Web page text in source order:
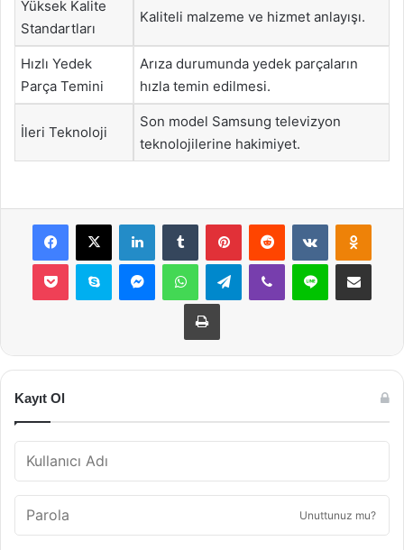
Yüksek Kalite
Standartları
Kaliteli malzeme ve hizmet anlayışı.
Hızlı Yedek
Parça Temini
Arıza durumunda yedek parçaların
hızla temin edilmesi.
İleri Teknoloji
Son model Samsung televizyon
teknolojilerine hakimiyet.
Facebook
X LinkedInTumblr PinterestReddit VKontakte
Pocket Skype MessengerWhatsAppTelegramViber Line E-Posta ile
Yazdır
Kayıt Ol
Unuttunuz mu?